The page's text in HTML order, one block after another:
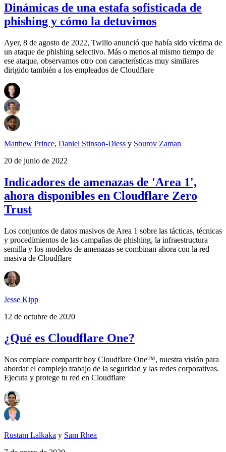
Dinámicas de una estafa sofisticada de
phishing y cómo la detuvimos
Ayer, 8 de agosto de 2022, Twilio anunció que había sido víctima de
un ataque de phishing selectivo. Más o menos al mismo tiempo de
ese ataque, observamos otro con características muy similares
dirigido también a los empleados de Cloudflare
Matthew Prince, Daniel Stinson-Diess y Sourov Zaman
20 de junio de 2022
Indicadores de amenazas de 'Area 1',
ahora disponibles en Cloudflare Zero
Trust
Los conjuntos de datos masivos de Area 1 sobre las tácticas, técnicas
y procedimientos de las campañas de phishing, la infraestructura
semilla y los modelos de amenazas se combinan ahora con la red
masiva de Cloudflare
Jesse Kipp
12 de octubre de 2020
¿Qué es Cloudflare One?
Nos complace compartir hoy Cloudflare One™, nuestra visión para
abordar el complejo trabajo de la seguridad y las redes corporativas.
Ejecuta y protege tu red en Cloudflare
Rustam Lalkaka y Sam Rhea